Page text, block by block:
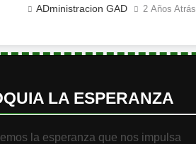
ADministracion GAD 2 Años Atrás
LA ESPERANZA
la esperanza que nos impulsa